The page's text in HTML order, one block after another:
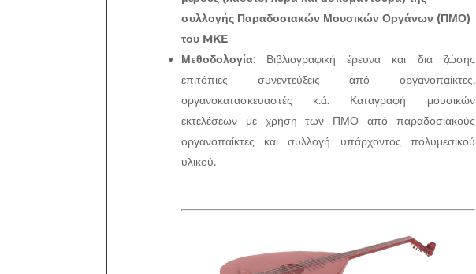
συλλογής Παραδοσιακών Μουσικών Οργάνων (ΠΜΟ)
του MKE
Μεθοδολογία: Βιβλιογραφική έρευνα και δια ζώσης
επιτόπιες συνεντεύξεις από οργανοπαίκτες,
οργανοκατασκευαστές κ.ά. Καταγραφή μουσικών
εκτελέσεων με χρήση των ΠΜΟ από παραδοσιακούς
οργανοπαίκτες και συλλογή υπάρχοντος πολυμεσικού
υλικού.